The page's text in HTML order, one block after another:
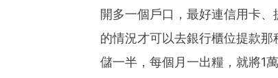
開多一個戶口，最好連信用卡
的情況才可以去銀行櫃位提款
儲一半，每個月一出糧，就將1